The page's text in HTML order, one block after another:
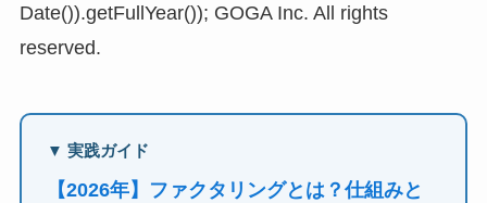
Date()).getFullYear()); GOGA Inc. All rights
reserved.
▼ 実践ガイド
【2026年】ファクタリングとは？仕組みと